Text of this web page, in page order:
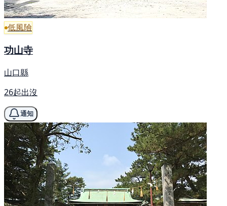
低風險
功山寺
山口縣
26起出沒
通知